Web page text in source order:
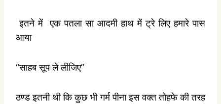
इतने में
एक पतला सा आदमी हाथ में ट्रे लिए हमारे पास
आया
“साहब सूप ले लीजिए”
ठण्ड इतनी थी कि कुछ भी गर्म पीना इस वक्त तोहफे की तरह